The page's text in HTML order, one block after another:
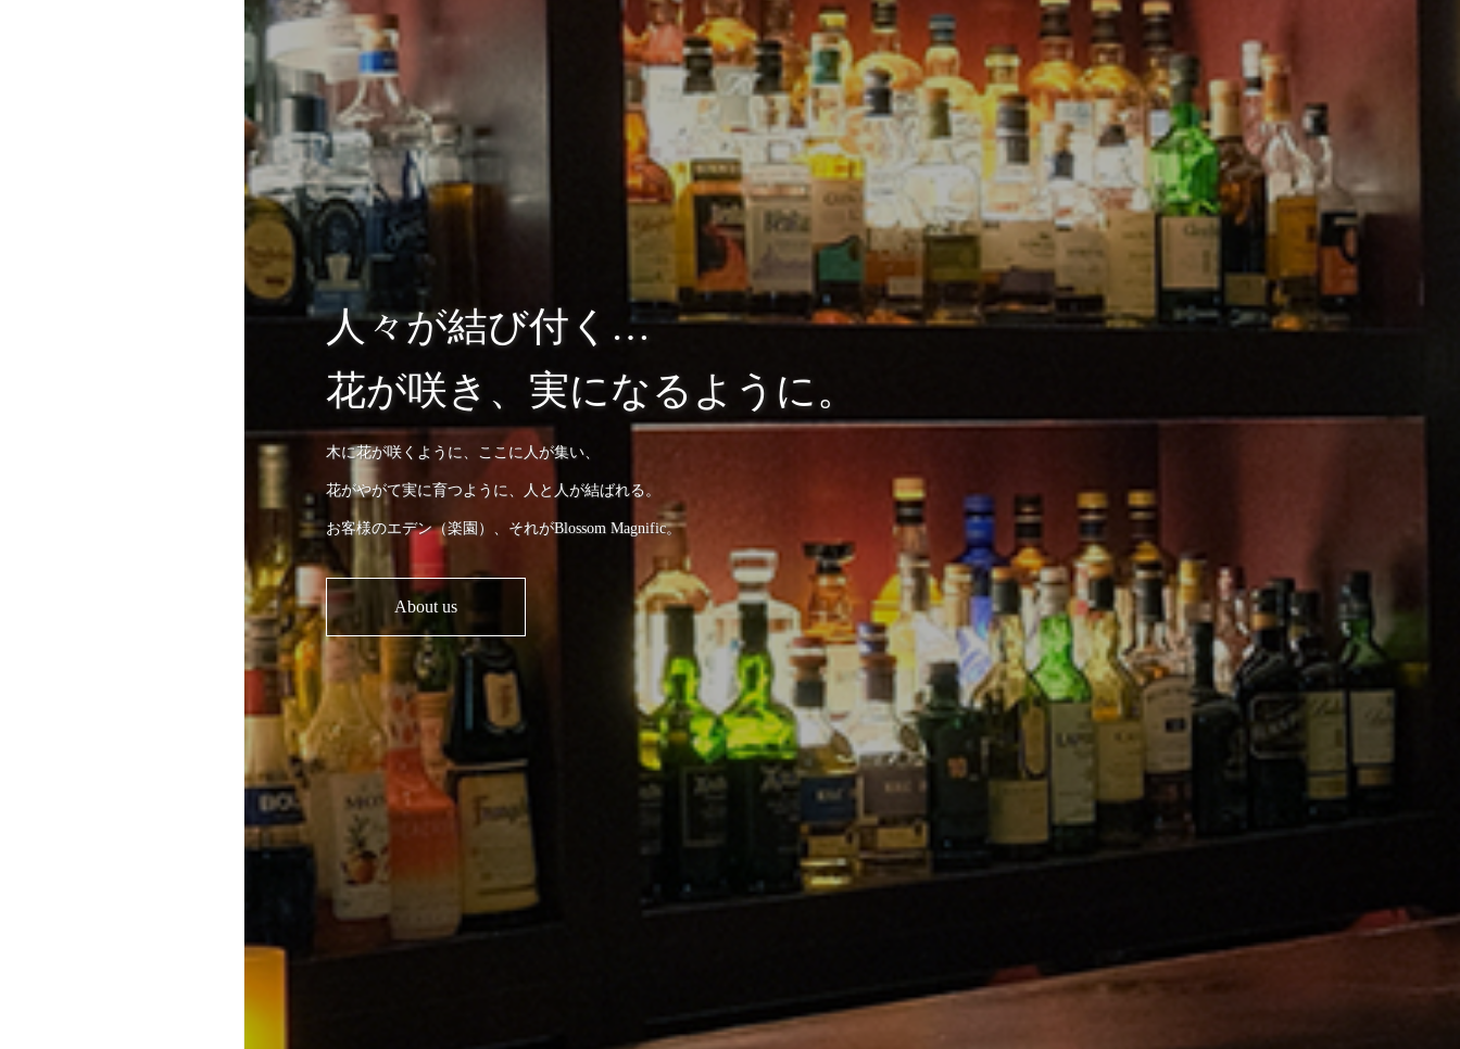
人々が結び付く…
花が咲き、実になるように。
木に花が咲くように、ここに人が集い、
花がやがて実に育つように、人と人が結ばれる。
お客様のエデン（楽園）、それがBlossom Magnific。
About us